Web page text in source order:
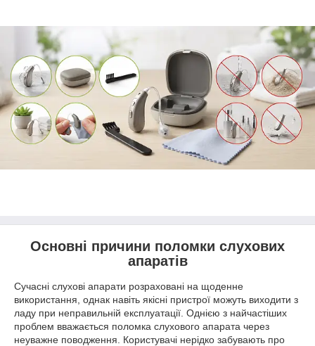
Основні причини поломки слухових
апаратів
Сучасні слухові апарати розраховані на щоденне
використання, однак навіть якісні пристрої можуть виходити з
ладу при неправильній експлуатації. Однією з найчастіших
проблем вважається поломка слухового апарата через
неуважне поводження. Користувачі нерідко забувають про